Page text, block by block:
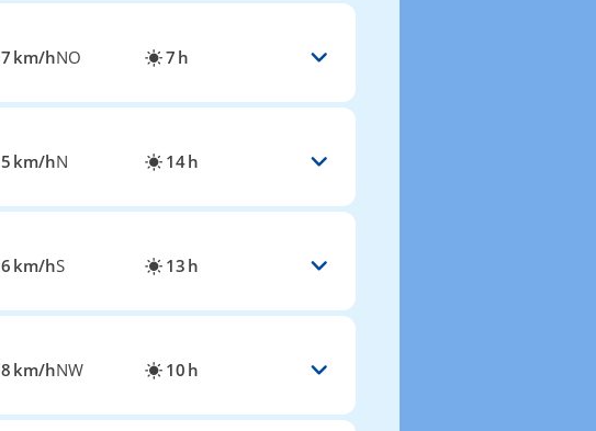
7 km/hNO 7 h
5 km/hN 14 h
6 km/hS 13 h
8 km/hNW 10 h